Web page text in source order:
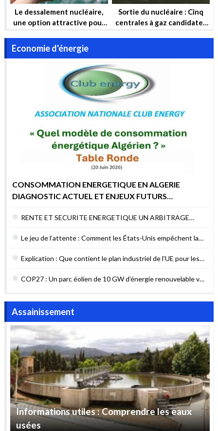
Le dessalement nucléaire,
une option attractive pour
et la sécurité énergétique
de l’Algérie à long terme
Sortie du nucléaire : Cinq
centrales à gaz candidates
Economie d'énergie
CONSOMMATION ENERGETIQUE EN ALGERIE
DIAGNOSTIC ACTUEL ET ENJEUX FUTURS
RENTE ET SECURITE ENERGETIQUE UN ARBITRAGE
Le jeu de l’attente : Comment les États-Unis empêchent la
Explication : Que contient le plan industriel de l’UE pour les
COP27 : Un parc éolien de 10 GW d’énergie renouvelable va
Assainissement
Informations utiles : Comprendre les eaux
usées